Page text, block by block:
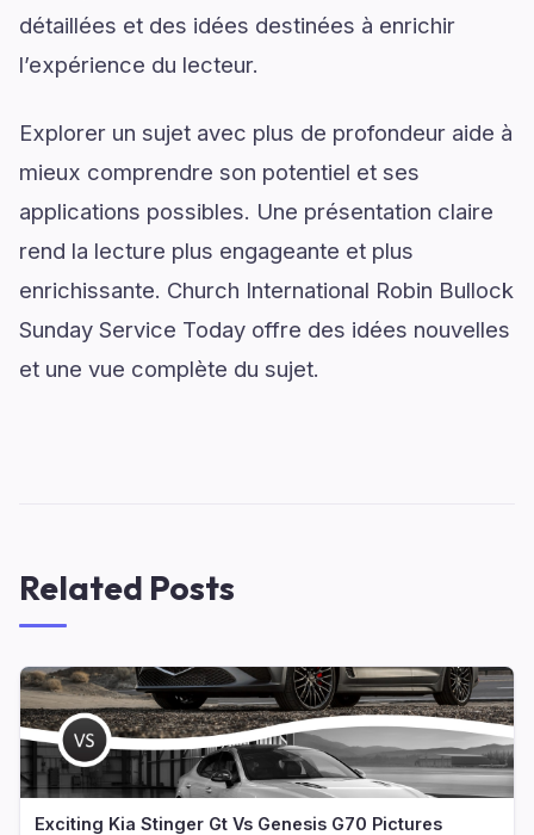
détaillées et des idées destinées à enrichir
l’expérience du lecteur.
Explorer un sujet avec plus de profondeur aide à
mieux comprendre son potentiel et ses
applications possibles. Une présentation claire
rend la lecture plus engageante et plus
enrichissante. Church International Robin Bullock
Sunday Service Today offre des idées nouvelles
et une vue complète du sujet.
Related Posts
Exciting Kia Stinger Gt Vs Genesis G70 Pictures